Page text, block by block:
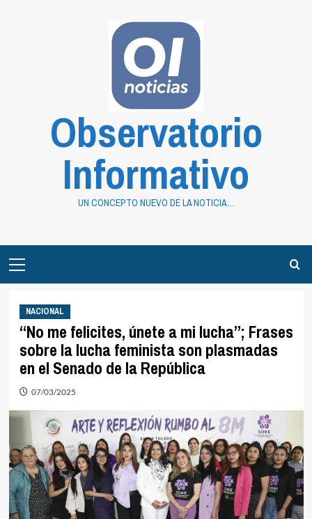
Observatorio
Informativo
UN CONCEPTO NUEVO DE LA NOTICIA…
Menu
NACIONAL
“No me felicites, únete a mi lucha”; Frases
sobre la lucha feminista son plasmadas
en el Senado de la República
07/03/2025